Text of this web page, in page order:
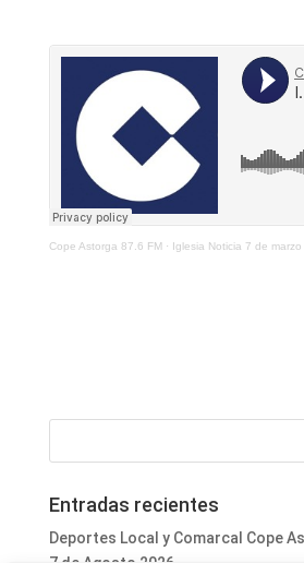
Cope Astorga 87.6 FM· Iglesia Noticia 7 de marzo
Entradas recientes
Deportes Local y Comarcal Cope